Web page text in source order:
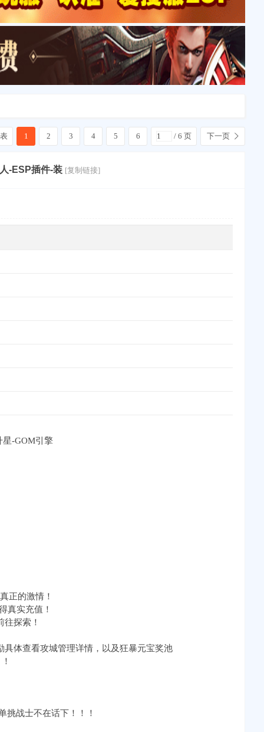
1 2 3 4 5 6 / 6 页 下一页
-ESP插件-装 [复制链接]
星-GOM引擎
正的激情！
真实充值！
探索！
体查看攻城管理详情，以及狂暴元宝奖池
挑战士不在话下！！！